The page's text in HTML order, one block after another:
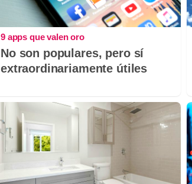
9 apps que valen oro
No son populares, pero sí
extraordinariamente útiles